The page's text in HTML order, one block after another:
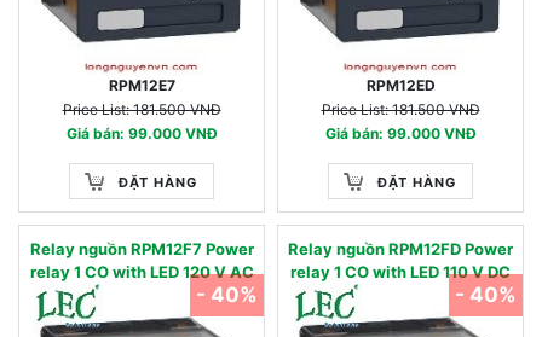
RPM12E7
Price List: 181.500 VNĐ
Giá bán: 99.000 VNĐ
ĐẶT HÀNG
RPM12ED
Price List: 181.500 VNĐ
Giá bán: 99.000 VNĐ
ĐẶT HÀNG
Relay nguồn RPM12F7 Power
relay 1 CO with LED 120 V AC
- 40%
Relay nguồn RPM12FD Power
relay 1 CO with LED 110 V DC
- 40%